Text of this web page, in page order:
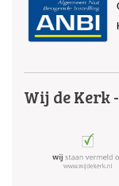
Wij de Kerk